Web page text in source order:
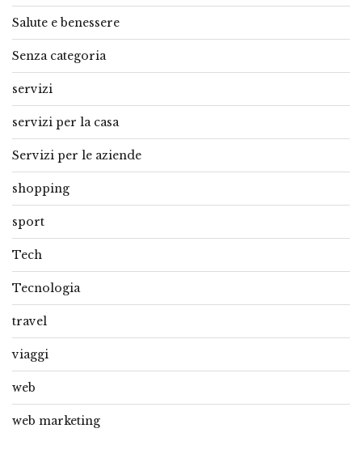
Salute e benessere
Senza categoria
servizi
servizi per la casa
Servizi per le aziende
shopping
sport
Tech
Tecnologia
travel
viaggi
web
web marketing